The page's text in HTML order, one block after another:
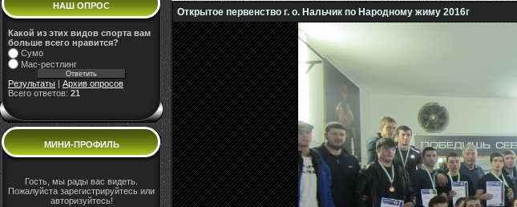
НАШ ОПРОС
Какой из этих видов спорта вам
больше всего нравится?
Сумо
Мас-рестлинг
Результаты
Архив опросов
Всего ответов: 21
МИНИ-ПРОФИЛЬ
Гость, мы рады вас видеть.
Пожалуйста зарегистрируйтесь или
авторизуйтесь!
Открытое первенство г. о. Нальчик по Народному жиму 2016г